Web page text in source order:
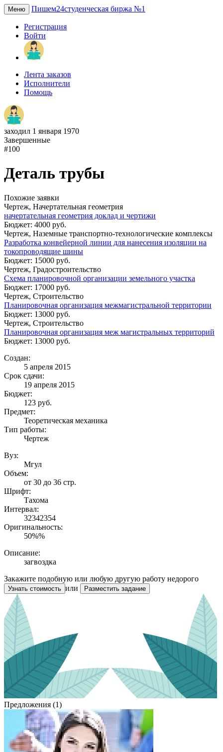
Меню Пишем24студенческая биржа №1
Регистрация
Войти
Лента заказов
Исполнители
Помощь
заходил 1 января 1970
Завершенные
#100
Деталь трубы
Похожие заявки
Чертеж, Начертательная геометрия
начертательная геометрия доклад и чертижи
Бюджет: 4000 руб.
Чертеж, Наземные транспортно-технологические комплексы
Разработка конвейерной линии для нанесения изоляции на
токопроводящие шины
Бюджет: 15000 руб.
Чертеж, Градостроительство
Схема планировочной организации земельного участка
Бюджет: 17000 руб.
Чертеж, Строительство
Планировочная организация межмагистральной территории
Бюджет: 13000 руб.
Чертеж, Строительство
Планировочная организация меж магистральных территорий
Бюджет: 13000 руб.
Создан:
5 апреля 2015
Срок сдачи:
19 апреля 2015
Бюджет:
123 руб.
Предмет:
Теоретическая механика
Тип работы:
Чертеж
Вуз:
Мгул
Объем:
от 30 до 36 стр.
Шрифт:
Тахома
Интервал:
32342354
Оригинальность:
50%%
Описание:
загвоздка
Закажите подобную или любую другую работу недорого
Узнать стоимость или Разместить задание
Предложения (1)